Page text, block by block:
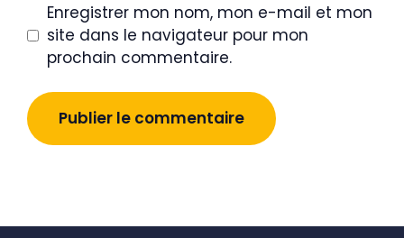
Enregistrer mon nom, mon e-mail et mon
site dans le navigateur pour mon
prochain commentaire.